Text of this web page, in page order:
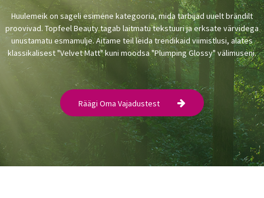
Huulemeik on sageli esimene kategooria, mida tarbijad uuelt brändilt
proovivad. Topfeel Beauty tagab laitmatu tekstuuri ja erksate värvidega
unustamatu esmamulje. Aitame teil leida trendikaid viimistlusi, alates
klassikalisest "Velvet Matt" kuni moodsa "Plumping Glossy" välimuseni.
Räägi Oma Vajadustest